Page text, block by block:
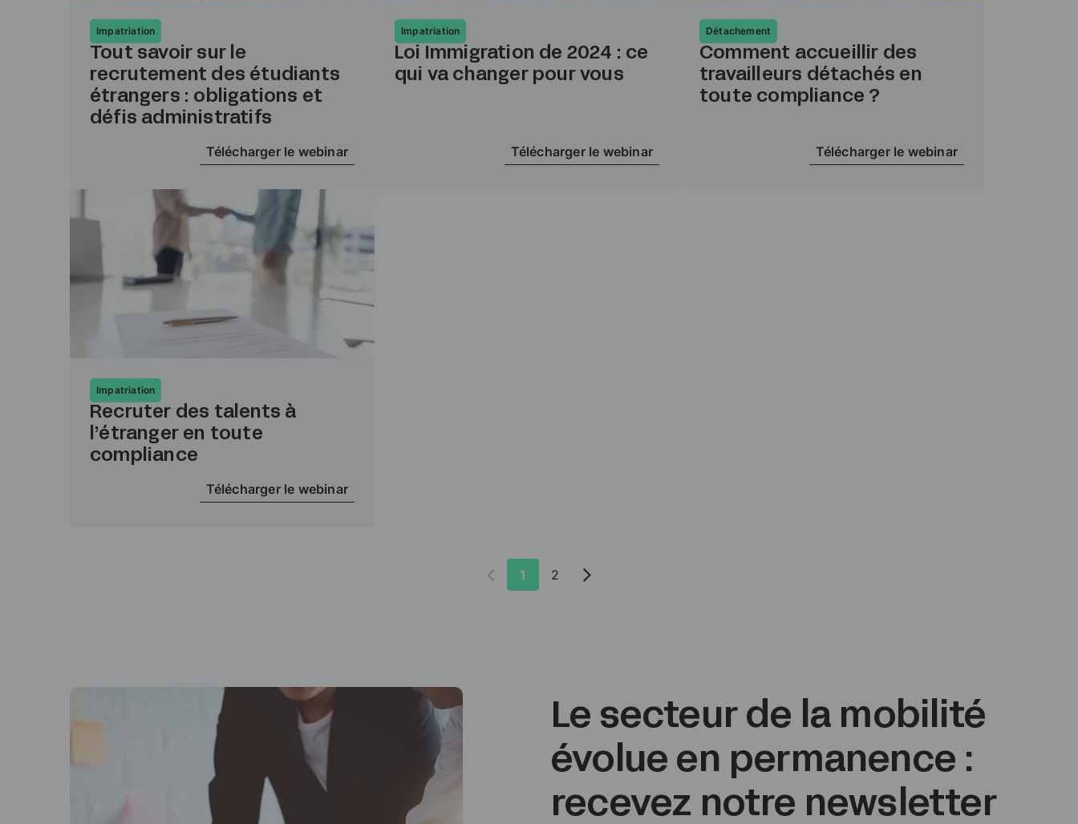
Impatriation
Tout savoir sur le
recrutement des étudiants
étrangers : obligations et
défis administratifs
Télécharger le webinar
Impatriation
Loi Immigration de 2024 : ce
qui va changer pour vous
Télécharger le webinar
Détachement
Comment accueillir des
travailleurs détachés en
toute compliance ?
Télécharger le webinar
Impatriation
Recruter des talents à
l’étranger en toute
compliance
Télécharger le webinar
1 2
Le secteur de la mobilité
évolue en permanence :
recevez notre newsletter